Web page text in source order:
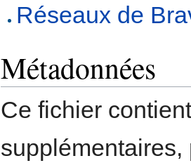
Réseaux de
Métadonnées
Ce fichier